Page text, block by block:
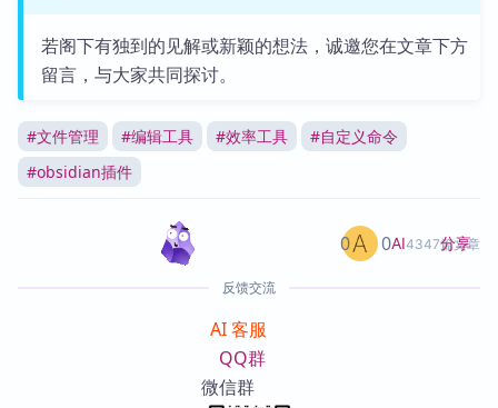
若阁下有独到的见解或新颖的想法，诚邀您在文章下方
留言，与大家共同探讨。
#文件管理 #编辑工具 #效率工具 #自定义命令
#obsidian插件
AI4347篇文章
0 0 分享
反馈交流
AI 客服
QQ群
微信群